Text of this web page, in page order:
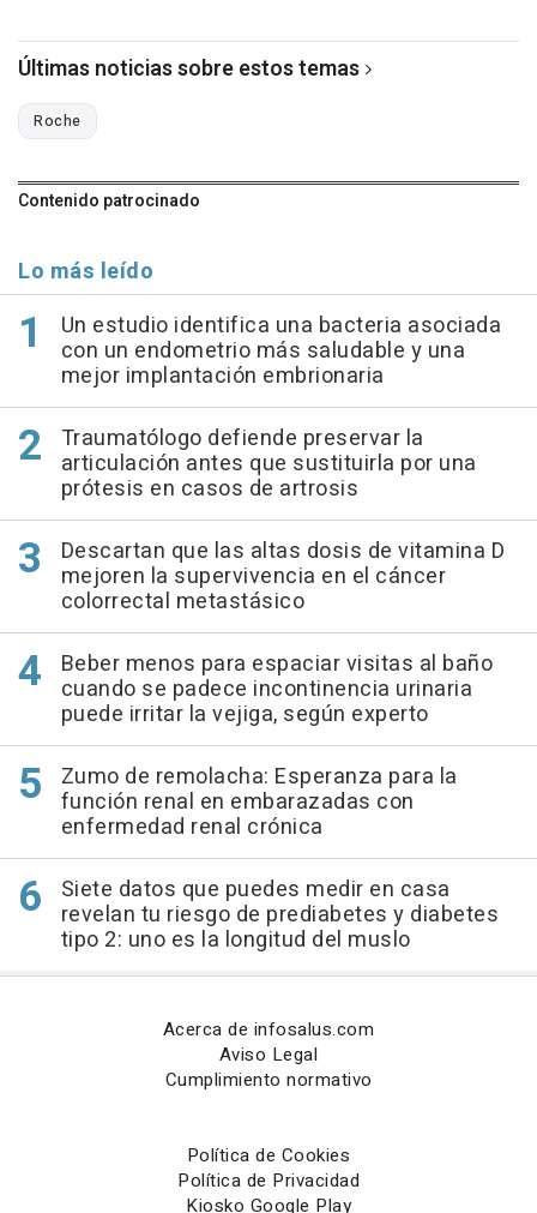
Últimas noticias sobre estos temas
Roche
Contenido patrocinado
Lo más leído
Un estudio identifica una bacteria asociada
con un endometrio más saludable y una
mejor implantación embrionaria
Traumatólogo defiende preservar la
articulación antes que sustituirla por una
prótesis en casos de artrosis
Descartan que las altas dosis de vitamina D
mejoren la supervivencia en el cáncer
colorrectal metastásico
Beber menos para espaciar visitas al baño
cuando se padece incontinencia urinaria
puede irritar la vejiga, según experto
Zumo de remolacha: Esperanza para la
función renal en embarazadas con
enfermedad renal crónica
Siete datos que puedes medir en casa
revelan tu riesgo de prediabetes y diabetes
tipo 2: uno es la longitud del muslo
Acerca de infosalus.com
Aviso Legal
Cumplimiento normativo
Política de Cookies
Política de Privacidad
Kiosko Google Play